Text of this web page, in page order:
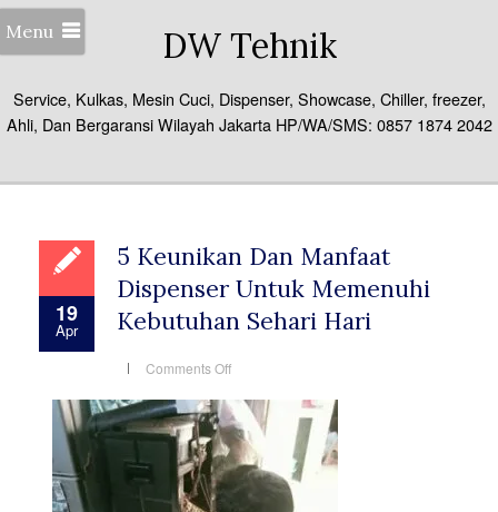
Menu DW Tehnik
Service, Kulkas, Mesin Cuci, Dispenser, Showcase, Chiller, freezer,
Ahli, Dan Bergaransi Wilayah Jakarta HP/WA/SMS: 0857 1874 2042
19
Apr
5 Keunikan Dan Manfaat
Dispenser Untuk Memenuhi
Kebutuhan Sehari Hari
Comments Offon
Dan
Manfaat
Dispenser
Untuk
Memenuhi
Kebutuhan
Sehari
Hari